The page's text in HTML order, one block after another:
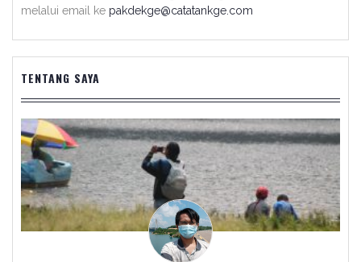
melalui email ke pakdekge@catatankge.com
TENTANG SAYA